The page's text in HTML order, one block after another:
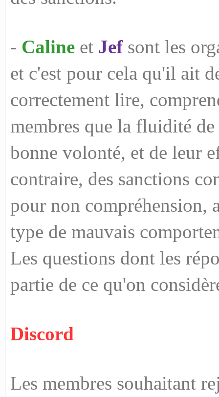
- Caline et Jefsont les
et c'est pour cela qu'il ait
correctement lire,
membres que la fluidité
bonne volonté, et de leur
contraire, des sanctions
pour non compréhension,
type de mauvais
Les questions dont les
partie de ce qu'on
Discord
Les membres souhaitant